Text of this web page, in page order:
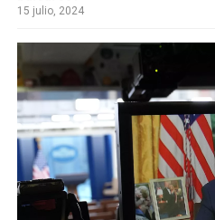
15 julio, 2024